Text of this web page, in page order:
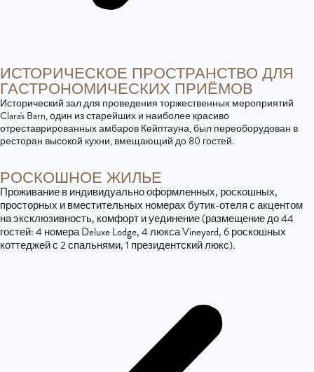
ИСТОРИЧЕСКОЕ ПРОСТРАНСТВО ДЛЯ
ГАСТРОНОМИЧЕСКИХ ПРИЁМОВ
Исторический зал для проведения торжественных мероприятий
Clara's Barn, один из старейших и наиболее красиво
отреставрированных амбаров Кейптауна, был переоборудован в
ресторан высокой кухни, вмещающий до 80 гостей.
РОСКОШНОЕ ЖИЛЬЕ
Проживание в индивидуально оформленных, роскошных,
просторных и вместительных номерах бутик-отеля с акцентом
на эксклюзивность, комфорт и уединение (размещение до 44
гостей: 4 номера Deluxe Lodge, 4 люкса Vineyard, 6 роскошных
коттеджей с 2 спальнями, 1 президентский люкс).